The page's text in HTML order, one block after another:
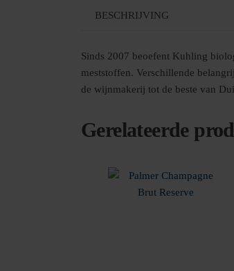
BESCHRIJVING
Sinds 2007 beoefent Kuhling
meststoffen. Verschillende
de wijnmakerij tot de beste van
Gerelateerde